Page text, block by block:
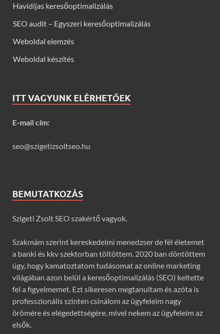
Havidíjas keresőoptimalizálás
SEO audit – Egyszeri keresőoptimalizálás
Weboldal elemzés
Weboldal készítés
ITT VAGYUNK ELÉRHETŐEK
E-mail cím:
seo@szigetizsoltseo.hu
BEMUTATKOZÁS
Szigeti Zsolt SEO szakértő vagyok.
Szakmám szerint kereskedelmi menedzser de fél életemet
a banki és kkv szektorban töltöttem. 2020 ban döntöttem
úgy, hogy kamatoztatom tudásomat az online marketing
világában azon belül a keresőoptimalizálás (SEO) keltette
fel a figyelmemet. Ezt sikeresen megtanultam és azóta is
professzionális szinten csinálom az ügyfeleim nagy
örömére és elégedettségére, mivel nekem az ügyfeleim az
elsők.